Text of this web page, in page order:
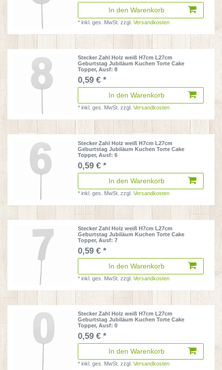
In den Warenkorb
*inkl. ges. MwSt. zzgl.Versandkosten
Stecker Zahl Holz weiß H7cm L27cm
Geburtstag Jubiläum Kuchen Torte Cake
Topper, Ausf: 8
0,59 € *
In den Warenkorb
*inkl. ges. MwSt. zzgl.Versandkosten
Stecker Zahl Holz weiß H7cm L27cm
Geburtstag Jubiläum Kuchen Torte Cake
Topper, Ausf: 6
0,59 € *
In den Warenkorb
*inkl. ges. MwSt. zzgl.Versandkosten
Stecker Zahl Holz weiß H7cm L27cm
Geburtstag Jubiläum Kuchen Torte Cake
Topper, Ausf: 7
0,59 € *
In den Warenkorb
*inkl. ges. MwSt. zzgl.Versandkosten
Stecker Zahl Holz weiß H7cm L27cm
Geburtstag Jubiläum Kuchen Torte Cake
Topper, Ausf: 0
0,59 € *
In den Warenkorb
*inkl. ges. MwSt. zzgl.Versandkosten